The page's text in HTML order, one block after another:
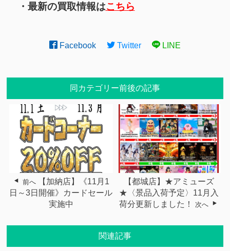
・最新の買取情報はこちら
Facebook Twitter LINE
同カテゴリー前後の記事
前へ
【加納店】《11月1
日～3日開催》カードセール
実施中
【都城店】★アミューズ
★〈景品入荷予定〉11月入
荷分更新しました！
次へ
関連記事